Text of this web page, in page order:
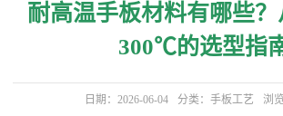
耐高温手板材料有哪些
300℃的选型指
日期：2026-06-04 分类： 手板工艺 浏